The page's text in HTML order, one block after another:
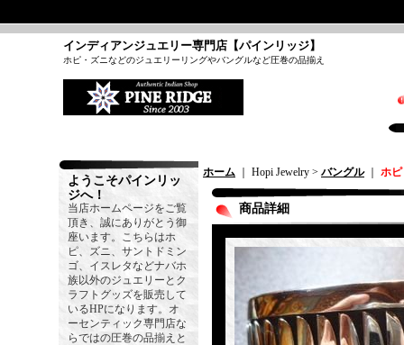
インディアンジュエリー専門店【パインリッジ】
ホピ・ズニなどのジュエリーリングやバングルなど圧巻の品揃え
ようこそパインリッ
ジへ！
当店ホームページをご覧
頂き、誠にありがとう御
座います。こちらはホ
ピ、ズニ、サントドミン
ゴ、イスレタなどナバホ
族以外のジュエリーとク
ラフトグッズを販売して
いるHPになります。オ
ーセンティック専門店な
らではの圧巻の品揃えと
ホーム ｜ Hopi Jewelry > バングル｜ ホ
商品詳細